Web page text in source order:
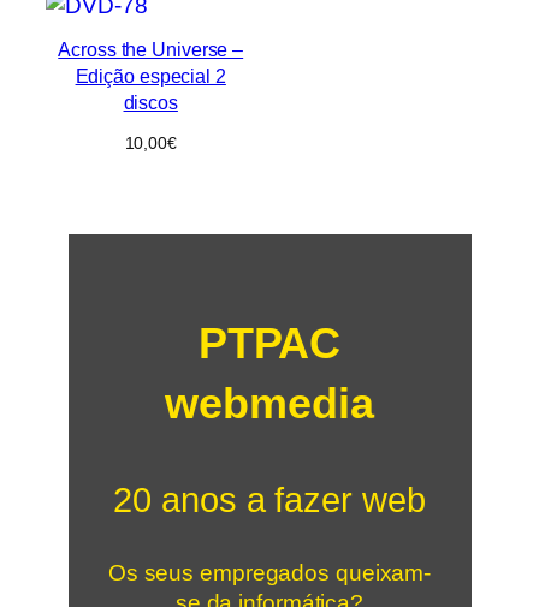
Across the Universe –
Edição especial 2
discos
10,00€
PTPAC
webmedia
20 anos a fazer web
Os seus empregados queixam-